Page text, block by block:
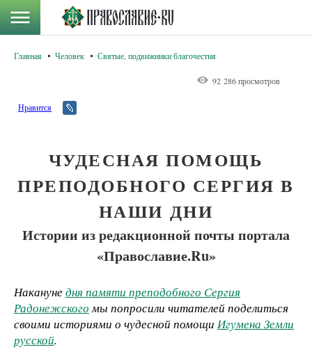
Главная Человек Святые, подвижники благочестия
92 286 просмотров
Нравится
ЧУДЕСНАЯ ПОМОЩЬ
ПРЕПОДОБНОГО СЕРГИЯ В
НАШИ ДНИ
Истории из редакционной почты портала
«Православие.Ru»
Наканунедня памяти преподобного Сергия
Радонежскогомы попросили читателей поделиться
своими историями о чудесной помощи Игумена Земли
русской.